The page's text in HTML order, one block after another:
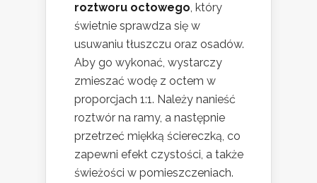
roztworu octowego, który
świetnie sprawdza się w
usuwaniu tłuszczu oraz osadów.
Aby go wykonać, wystarczy
zmieszać wodę z octem w
proporcjach 1:1. Należy nanieść
roztwór na ramy, a następnie
przetrzeć miękką ściereczką, co
zapewni efekt czystości, a także
świeżości w pomieszczeniach.